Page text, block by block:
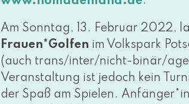
Am Sonntag, 13. Februar 2022,
Frauen*Golfen im Volkspark
(auch tran­s/in­ter/­nicht-binär/
Veranstaltung ist jedoch kein
der Spaß am Spielen.